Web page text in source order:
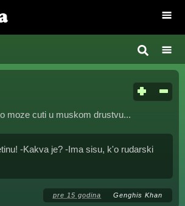
moze cuti u muskom drustvu...
-Kakva je? -Ima sisu, k'o rudarski
pre 15 godina Genghis Khan